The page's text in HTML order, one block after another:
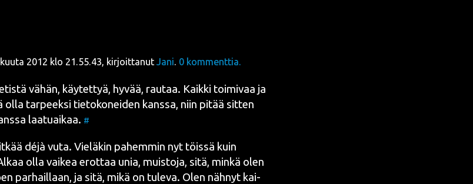
2012 klo 21.55.43, kirjoittanut Jani. 0 kommenttia.
vähän, käy­tet­tyä, hyvää, rau­taa. Kaik­ki toi­mi­vaa ja
olla tar­peek­si tie­to­ko­nei­den kans­sa, niin pitää sit­ten
laa­tuai­kaa. #
déjà vuta. Vie­lä­kin pahem­min nyt töis­sä kuin
olla vai­kea erot­taa unia, muis­to­ja, sitä, min­kä olen
par­hail­laan, ja sitä, mikä on tule­va. Olen näh­nyt kai­